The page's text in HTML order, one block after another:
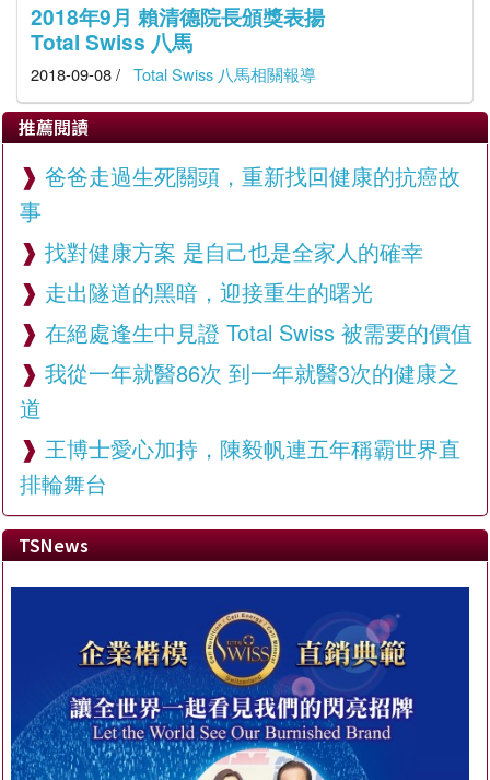
2018年9月 賴清德院長頒獎表揚
Total Swiss 八馬
2018-09-08 / Total Swiss 八馬相關報導
推薦閱讀
爸爸走過生死關頭，重新找回健康的抗癌故
事
找對健康方案 是自己也是全家人的確幸
走出隧道的黑暗，迎接重生的曙光
在絕處逢生中見證 Total Swiss 被需要的價值
我從一年就醫86次 到一年就醫3次的健康之
道
王博士愛心加持，陳毅帆連五年稱霸世界直
排輪舞台
TSNews